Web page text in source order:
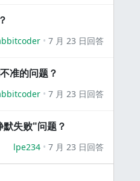
7 月 23 日回答
准的问题？
7 月 23 日回答
失败"问题？
lpe234 7 月 23 日回答